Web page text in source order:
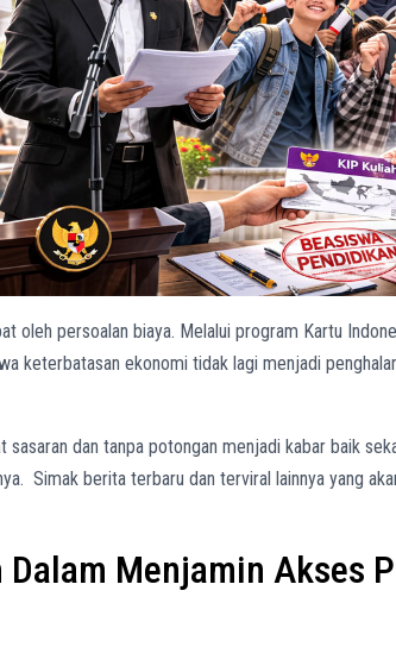
oleh persoalan biaya. Melalui program Kartu
keterbatasan ekonomi tidak lagi menjadi
sasaran dan tanpa potongan menjadi kabar baik
Simak berita terbaru dan terviral lainnya yang
Menjamin Akses